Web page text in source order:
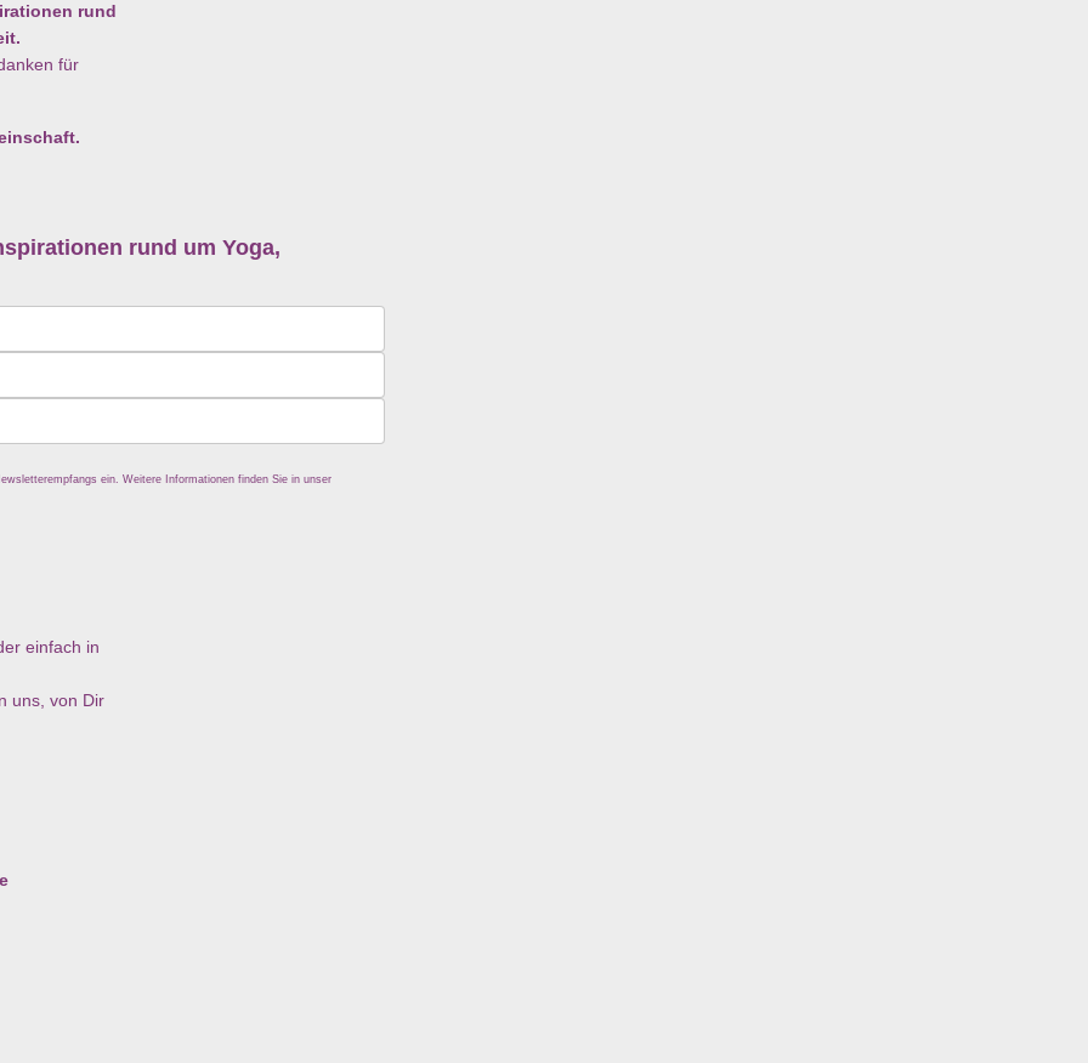
rund
für
rund um Yoga,
ein. Weitere Informationen finden Sie in unser
einfach in
uns, von Dir